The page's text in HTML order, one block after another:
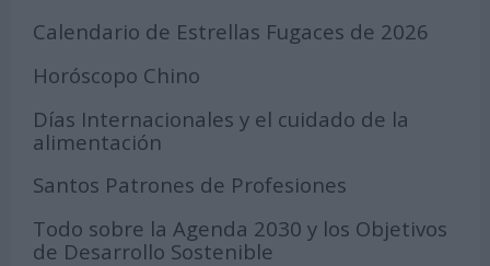
Calendario de Estrellas Fugaces de 2026
Horóscopo Chino
Días Internacionales y el cuidado de la
alimentación
Santos Patrones de Profesiones
Todo sobre la Agenda 2030 y los Objetivos
de Desarrollo Sostenible